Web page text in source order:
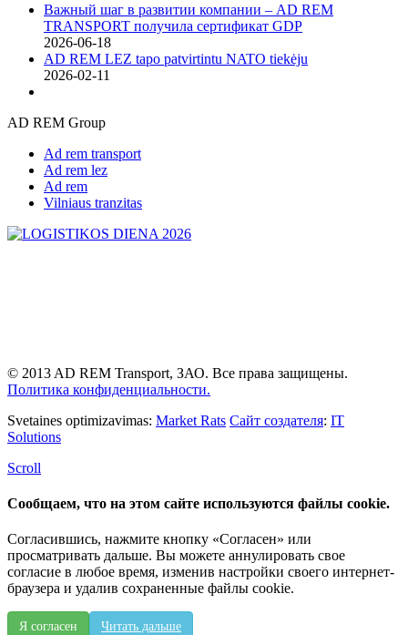
Важный шаг в развитии компании – AD REM
TRANSPORT получила сертификат GDP
2026-06-18
AD REM LEZ tapo patvirtintu NATO tiekėju
2026-02-11
AD REM Group
Ad rem transport
Ad rem lez
Ad rem
Vilniaus tranzitas
© 2013 AD REM Transport, ЗАО. Все права защищены.
Политика конфиденциальности.
Svetaines optimizavimas: Market Rats Сайт создателя: IT
Solutions
Scroll
Сообщаем, что на этом сайте используются файлы cookie.
Согласившись, нажмите кнопку «Согласен» или
просматривать дальше. Вы можете аннулировать свое
согласие в любое время, изменив настройки своего интернет-
браузера и удалив сохраненные файлы cookie.
Я согласен Читать дальше